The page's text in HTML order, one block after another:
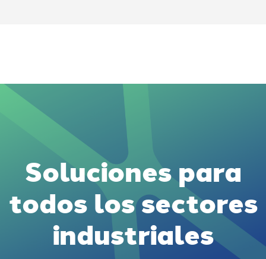
Soluciones para
todos los sectores
industriales